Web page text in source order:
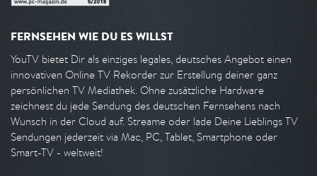
FERNSEHEN WIE DU ES WILLST
YouTV bietet Dir als einziges legales, deutsches Angebot einen
innovativen Online TV Rekorder zur Erstellung deiner ganz
persönlichen TV Mediathek. Ohne zusätzliche Hardware
zeichnest du jede Sendung des deutschen Fernsehens nach
Wunsch in der Cloud auf. Streame oder lade Deine Lieblings TV
Sendungen jederzeit via Mac, PC, Tablet, Smartphone oder
Smart-TV - weltweit!